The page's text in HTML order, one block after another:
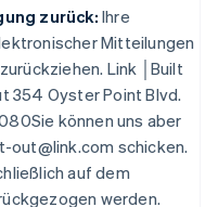
zurück:Ihre
Mitteilungen
Link │Built
354 Oyster Point Blvd.
können uns aber
out@link.com schicken.
auf dem
werden.